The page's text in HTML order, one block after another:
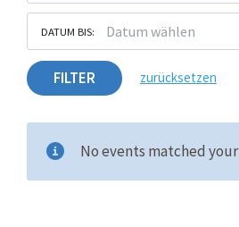
DATUM BIS:
FILTER zurücksetzen
No events matched